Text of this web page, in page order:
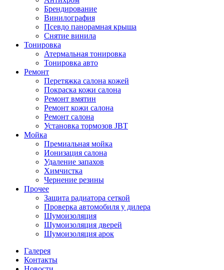
Брендирование
Винилография
Псевдо панорамная крыша
Снятие винила
Тонировка
Атермальная тонировка
Тонировка авто
Ремонт
Перетяжка салона кожей
Покраска кожи салона
Ремонт вмятин
Ремонт кожи салона
Ремонт салона
Установка тормозов JBT
Мойка
Премиальная мойка
Ионизация салона
Удаление запахов
Химчистка
Чернение резины
Прочее
Защита радиатора сеткой
Проверка автомобиля у дилера
Шумоизоляция
Шумоизоляция дверей
Шумоизоляция арок
Галерея
Контакты